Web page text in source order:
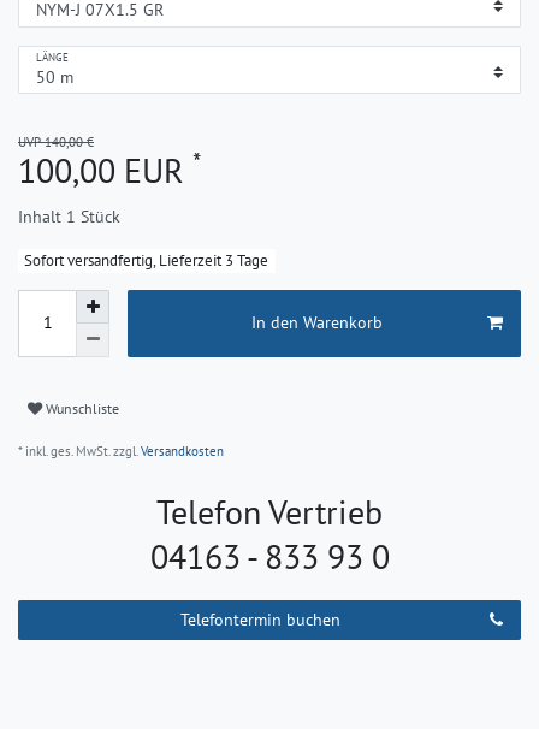
LÄNGE
UVP 140,00 €
100,00 EUR *
Inhalt 1 Stück
Sofort versandfertig, Lieferzeit 3 Tage
In den Warenkorb
Wunschliste
* inkl. ges. MwSt. zzgl. Versandkosten
Telefon Vertrieb
04163 - 833 93 0
Telefontermin buchen